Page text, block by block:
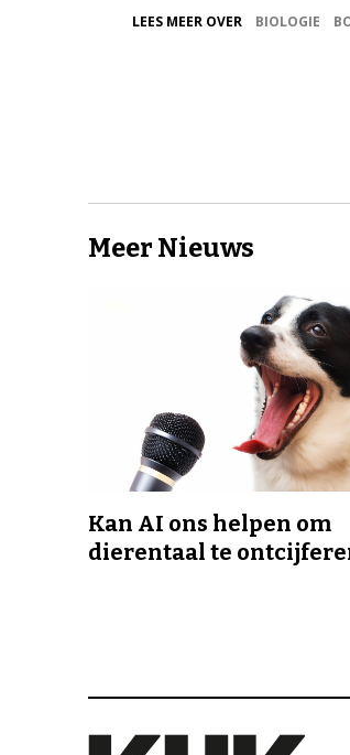
LEES MEER OVER BIOLOGIE
Meer Nieuws
Kan AI ons helpen om
dierentaal te